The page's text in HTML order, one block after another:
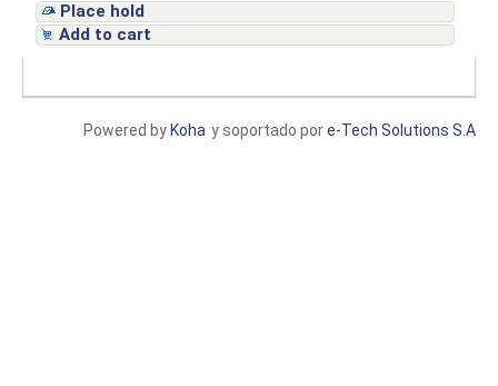
Place hold
Add to cart
y soportado pore-Tech Solutions S.A
Powered by Koha